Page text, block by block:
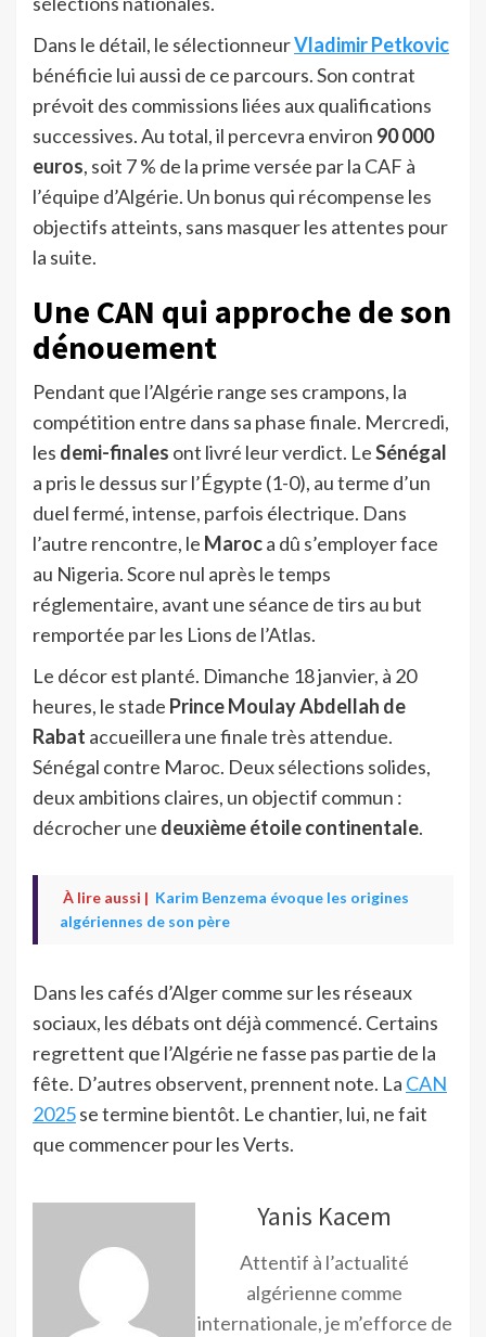
Dans le détail, le sélectionneurVladimir Petkovic
bénéficie lui aussi de ce parcours. Son contrat
prévoit des commissions liées aux qualifications
successives. Au total, il percevra environ 90 000
euros, soit 7 % de la prime versée par la CAF à
l’équipe d’Algérie. Un bonus qui récompense les
objectifs atteints, sans masquer les attentes pour
la suite.
Une CAN qui approche de son
dénouement
Pendant que l’Algérie range ses crampons, la
compétition entre dans sa phase finale. Mercredi,
les demi-finales ont livré leur verdict. LeSénégal
a pris le dessus sur l’Égypte (1-0), au terme d’un
duel fermé, intense, parfois électrique. Dans
l’autre rencontre, le Maroca dû s’employer face
au Nigeria. Score nul après le temps
réglementaire, avant une séance de tirs au but
remportée par les Lions de l’Atlas.
Le décor est planté. Dimanche 18 janvier, à 20
heures, le stade Prince Moulay Abdellah de
Rabat accueillera une finale très attendue.
Sénégal contre Maroc. Deux sélections solides,
deux ambitions claires, un objectif commun :
décrocher une deuxième étoile continentale.
À lire aussi | Karim Benzema évoque les origines
algériennes de son père
Dans les cafés d’Alger comme sur les réseaux
sociaux, les débats ont déjà commencé. Certains
regrettent que l’Algérie ne fasse pas partie de la
fête. D’autres observent, prennent note. La CAN
2025se termine bientôt. Le chantier, lui, ne fait
que commencer pour les Verts.
Yanis Kacem
Attentif à l’actualité
algérienne comme
internationale, je m’efforce de